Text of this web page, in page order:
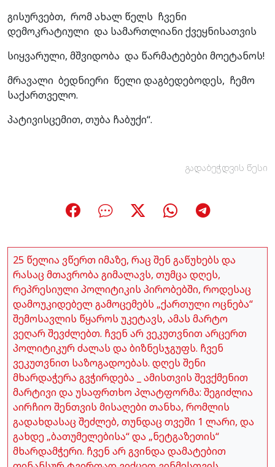
გისურვებთ, რომ ახალ წელს ჩვენი
დემოკრატიული და სამართლიანი ქვეყნისათვის
სიყვარული, მშვიდობა და წარმატებები მოეტანოს!
მრავალი ბედნიერი წელი დაგბედებოდეს, ჩემო
საქართველო.
პატივისცემით, თუბა ჩაბუქი“.
გადაბეჭდვის წესი
25 წელია ვწერთ იმაზე, რაც შენ გაწუხებს და
რასაც მთავრობა გიმალავს, თუმცა დღეს,
რეპრესიული პოლიტიკის პირობებში, როდესაც
დამოუკიდებელ გამოცემებს „ქართული ოცნება“
შემოსავლის წყაროს უკეტავს, ამას მარტო
ვეღარ შევძლებთ. ჩვენ არ ვეკუთვნით არცერთ
პოლიტიკურ ძალას და ბიზნესჯგუფს. ჩვენ
ვეკუთვნით საზოგადოებას. დღეს შენი
მხარდაჭერა გვჭირდება _ ამისთვის შევქმენით
მარტივი და უსაფრთხო პლატფორმა: შეგიძლია
აირჩიო შენთვის მისაღები თანხა, რომლის
გადახდასაც შეძლებ, თუნდაც თვეში 1 ლარი, და
გახდე „ბათუმელებისა“ და „ნეტგაზეთის“
მხარდამჭერი. ჩვენ არ გვინდა დამატებით